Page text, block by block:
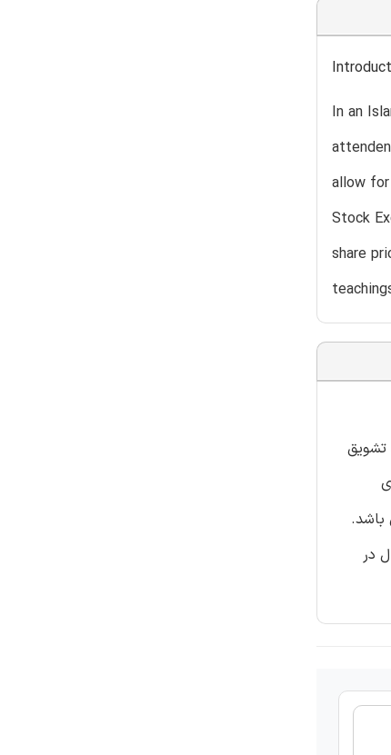
In an
allow
Stock
share
تشویق
باشد.
در